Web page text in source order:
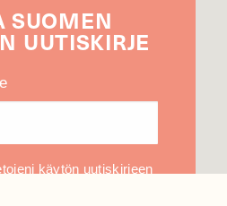
SUOMEN
UUTIS­KIRJE
käytön uutiskirjeen